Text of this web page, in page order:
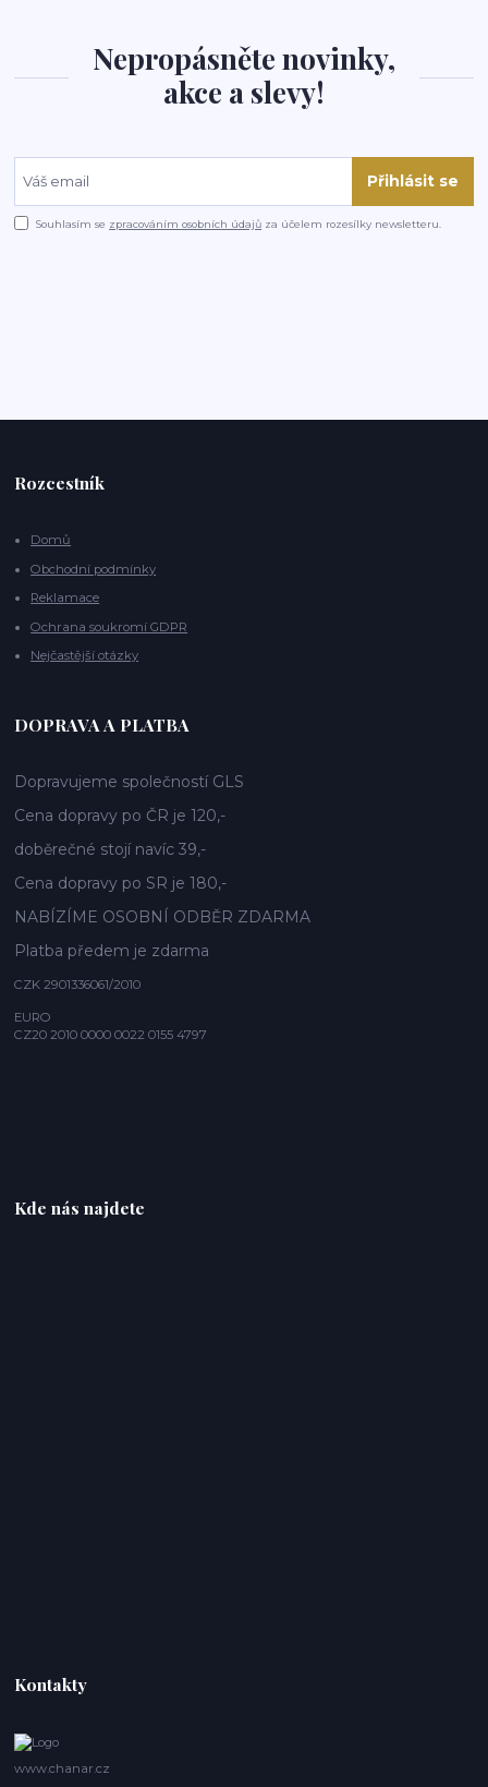
Nepropásněte novinky,
akce a slevy!
Přihlásit se
Souhlasím se zpracováním osobních údajů za účelem rozesílky newsletteru.
Rozcestník
Domů
Obchodní podmínky
Reklamace
Ochrana soukromí GDPR
Nejčastější otázky
DOPRAVA A PLATBA
Dopravujeme společností GLS
Cena dopravy po ČR je 120,-
doběrečné stojí navíc 39,-
Cena dopravy po SR je 180,-
NABÍZÍME OSOBNÍ ODBĚR ZDARMA
Platba předem je zdarma
CZK 2901336061/2010
EURO
CZ20 2010 0000 0022 0155 4797
Kde nás najdete
Kontakty
www.chanar.cz